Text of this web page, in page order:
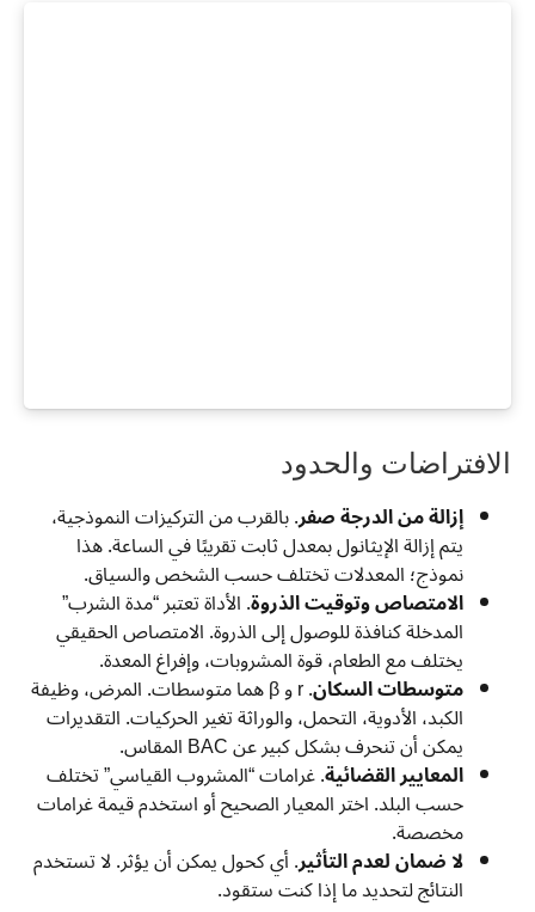
الافتراضات والحدود
إزالة من الدرجة صفر. بالقرب من التركيزات النموذجية،
يتم إزالة الإيثانول بمعدل ثابت تقريبًا في الساعة. هذا
نموذج؛ المعدلات تختلف حسب الشخص والسياق.
الامتصاص وتوقيت الذروة. الأداة تعتبر “مدة الشرب”
المدخلة كنافذة للوصول إلى الذروة. الامتصاص الحقيقي
يختلف مع الطعام، قوة المشروبات، وإفراغ المعدة.
متوسطات السكان . r و β هما متوسطات. المرض، وظيفة
الكبد، الأدوية، التحمل، والوراثة تغير الحركيات. التقديرات
يمكن أن تنحرف بشكل كبير عن BAC المقاس.
المعايير القضائية. غرامات “المشروب القياسي” تختلف
حسب البلد. اختر المعيار الصحيح أو استخدم قيمة غرامات
مخصصة.
لا ضمان لعدم التأثير. أي كحول يمكن أن يؤثر. لا تستخدم
النتائج لتحديد ما إذا كنت ستقود.